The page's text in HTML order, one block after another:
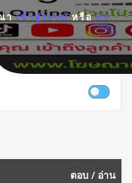
าเข้าสู่ระบบหรือลง
ตอบ / อ่าน